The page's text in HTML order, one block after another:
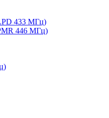
433 МГц)
446 МГц)